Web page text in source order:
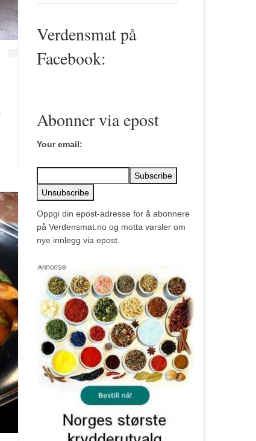
for:
Verdensmat på
Facebook:
Abonner via epost
Your email:
Oppgi din epost-adresse for å abonnere
på Verdensmat.no og motta varsler om
nye innlegg via epost.